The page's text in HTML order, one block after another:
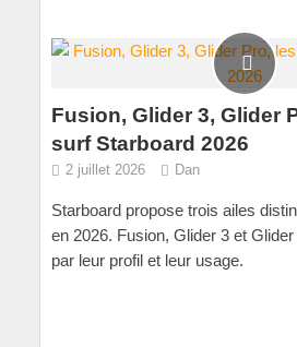
Fusion, Glider 3, Glider
surf Starboard 2026
2 juillet 2026 Dan
Starboard propose trois ailes
en 2026. Fusion, Glider 3 et
par leur profil et leur usage.